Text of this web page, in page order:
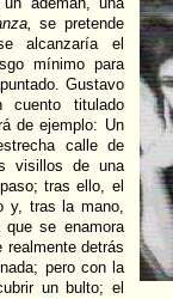
se pretende
alcanzaría el
mínimo para
Gustavo
cuento titulado
de ejemplo: Un
calle de
visillos de una
tras ello, el
y, tras la mano,
se enamora
realmente detrás
pero con la
un bulto; el